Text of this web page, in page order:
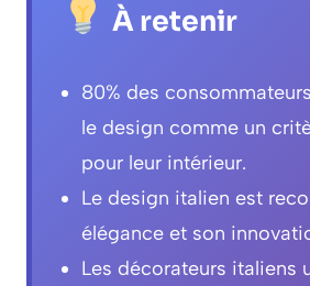
À retenir
80% des
le design comme un
pour leur intérieur.
Le design italien est
élégance et son
Les décorateurs italiens